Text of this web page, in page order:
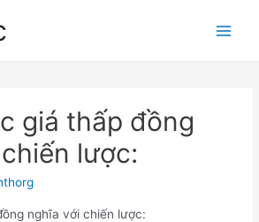
giá thấp đồng
lược:
nghĩa với chiến lược: